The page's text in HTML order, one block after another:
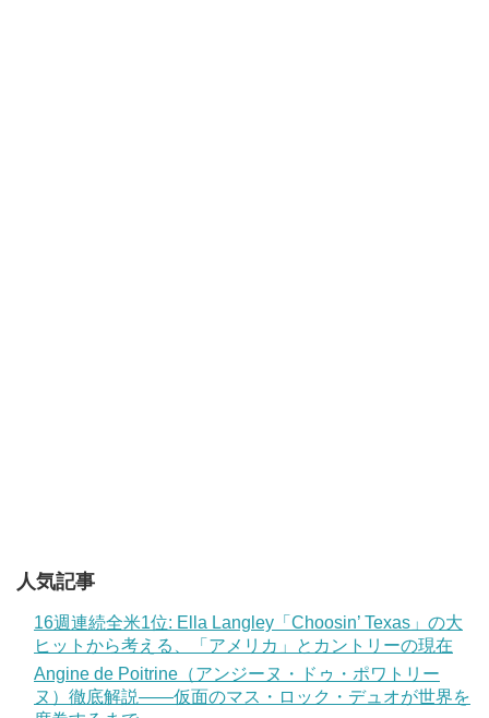
人気記事
16週連続全米1位: Ella Langley「Choosin’ Texas」の大
ヒットから考える、「アメリカ」とカントリーの現在
Angine de Poitrine（アンジーヌ・ドゥ・ポワトリー
ヌ）徹底解説——仮面のマス・ロック・デュオが世界を